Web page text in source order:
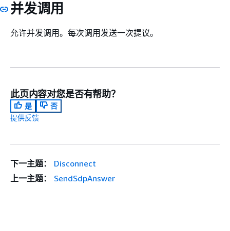
并发调用
允许并发调用。每次调用发送一次提议。
此页内容对您是否有帮助？
是
否
提供反馈
下一主题：
Disconnect
上一主题：
SendSdpAnswer